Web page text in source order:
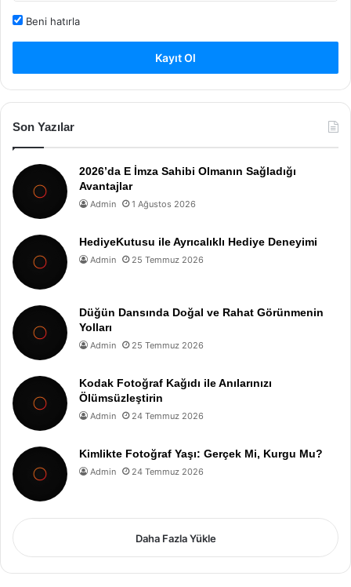
Beni hatırla
Kayıt Ol
Son Yazılar
2026’da E İmza Sahibi Olmanın Sağladığı
Avantajlar
Admin 1 Ağustos 2026
HediyeKutusu ile Ayrıcalıklı Hediye Deneyimi
Admin 25 Temmuz 2026
Düğün Dansında Doğal ve Rahat Görünmenin
Yolları
Admin 25 Temmuz 2026
Kodak Fotoğraf Kağıdı ile Anılarınızı
Ölümsüzleştirin
Admin 24 Temmuz 2026
Kimlikte Fotoğraf Yaşı: Gerçek Mi, Kurgu Mu?
Admin 24 Temmuz 2026
Daha Fazla Yükle